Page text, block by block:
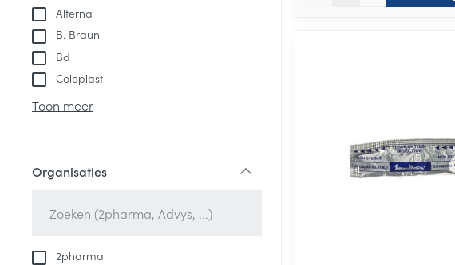
Alterna
B. Braun
Bd
Coloplast
Toon meer
Organisaties
2pharma